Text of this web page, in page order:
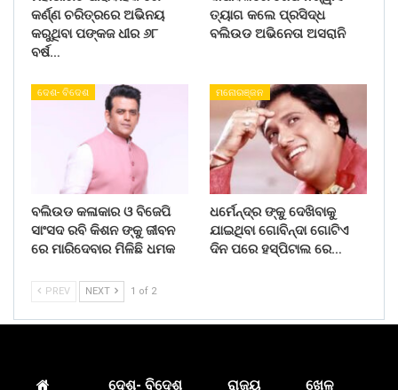
କର୍ଣ୍ଣ ଚରିତ୍ରରେ ଅଭିନୟ
କରୁଥିବା ପଙ୍କଜ ଧୀର ୬୮
ବର୍ଷ…
ତ୍ୟାଗ କଲେ ପ୍ରସିଦ୍ଧ
ବଲିଉଡ ଅଭିନେତା ଅସରାନି
ଦେଶ- ବିଦେଶ
ବଲିଉଡ କଳାକାର ଓ ବିଜେପି
ସାଂସଦ ରବି କିଶନ ଙ୍କୁ ଜୀବନ
ରେ ମାରିଦେବାର ମିଳିଛି ଧମକ
ମନୋରଞ୍ଜନ
ଧର୍ମେନ୍ଦ୍ର ଙ୍କୁ ଦେଖିବାକୁ
ଯାଇଥିବା ଗୋବିନ୍ଦା ଗୋଟିଏ
ଦିନ ପରେ ହସ୍ପିଟାଲ ରେ…
PREV NEXT 1 of 2
ଦେଶ- ବିଦେଶ ରାଜ୍ୟ ଖେଳ